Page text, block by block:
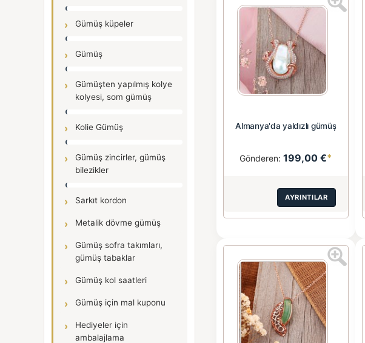
Gümüş küpeler
Gümüş
Gümüşten yapılmış kolye
kolyesi, som gümüş
Kolie Gümüş
Gümüş zincirler, gümüş
bilezikler
Sarkıt kordon
Metalik dövme gümüş
Gümüş sofra takımları,
gümüş tabaklar
Gümüş kol saatleri
Gümüş için mal kuponu
Hediyeler için
ambalajlama
Almanya'da yaldızlı gümüş
Gönderen: 199,00 €*
AYRINTILAR